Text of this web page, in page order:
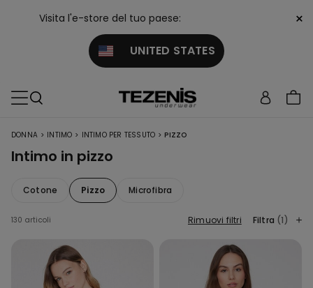
Visita l'e-store del tuo paese:
UNITED STATES
×
DONNA > INTIMO > INTIMO PER TESSUTO > PIZZO
Intimo in pizzo
Cotone Pizzo Microfibra
130 articoli Rimuovi filtri Filtra (1)